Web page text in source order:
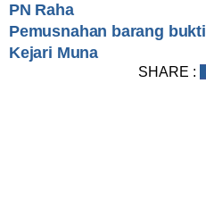
PN Raha
Pemusnahan barang bukti
Kejari Muna
SHARE :